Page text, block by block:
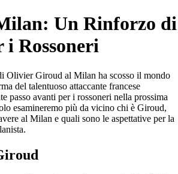
Un Rinforzo di
i Rossoneri
Olivier Giroud al Milan ha scosso il mondo
del talentuoso attaccante francese
passo avanti per i rossoneri nella prossima
esamineremo più da vicino chi è Giroud,
al Milan e quali sono le aspettative per la